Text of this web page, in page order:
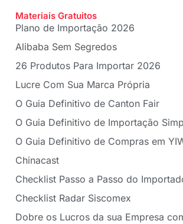
Materiais Gratuitos
Plano de Importação 2026
Alibaba Sem Segredos
26 Produtos Para Importar 2026
Lucre Com Sua Marca Própria
O Guia Definitivo de Canton Fair
O Guia Definitivo de Importação
O Guia Definitivo de Compras em
Chinacast
Checklist Passo a Passo do
Checklist Radar Siscomex
Dobre os Lucros da sua Empresa